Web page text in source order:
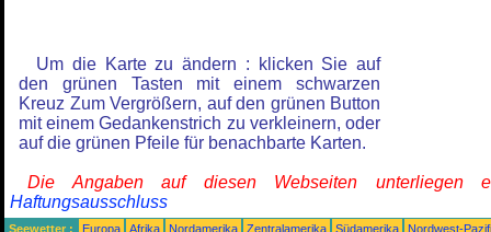
Um die Karte zu ändern : klicken Sie auf
den grünen Tasten mit einem schwarzen
Kreuz Zum Vergrößern, auf den grünen Button
mit einem Gedankenstrich zu verkleinern, oder
auf die grünen Pfeile für benachbarte Karten.
Die Angaben auf diesen Webseiten unterliegen
Haftungsausschluss
Seewetter : Europa Afrika Nordamerika Zentralamerika Südamerika
Nordwest-